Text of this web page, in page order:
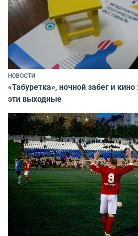
НОВОСТИ
«Табуретка», ночной забег и
эти выходные